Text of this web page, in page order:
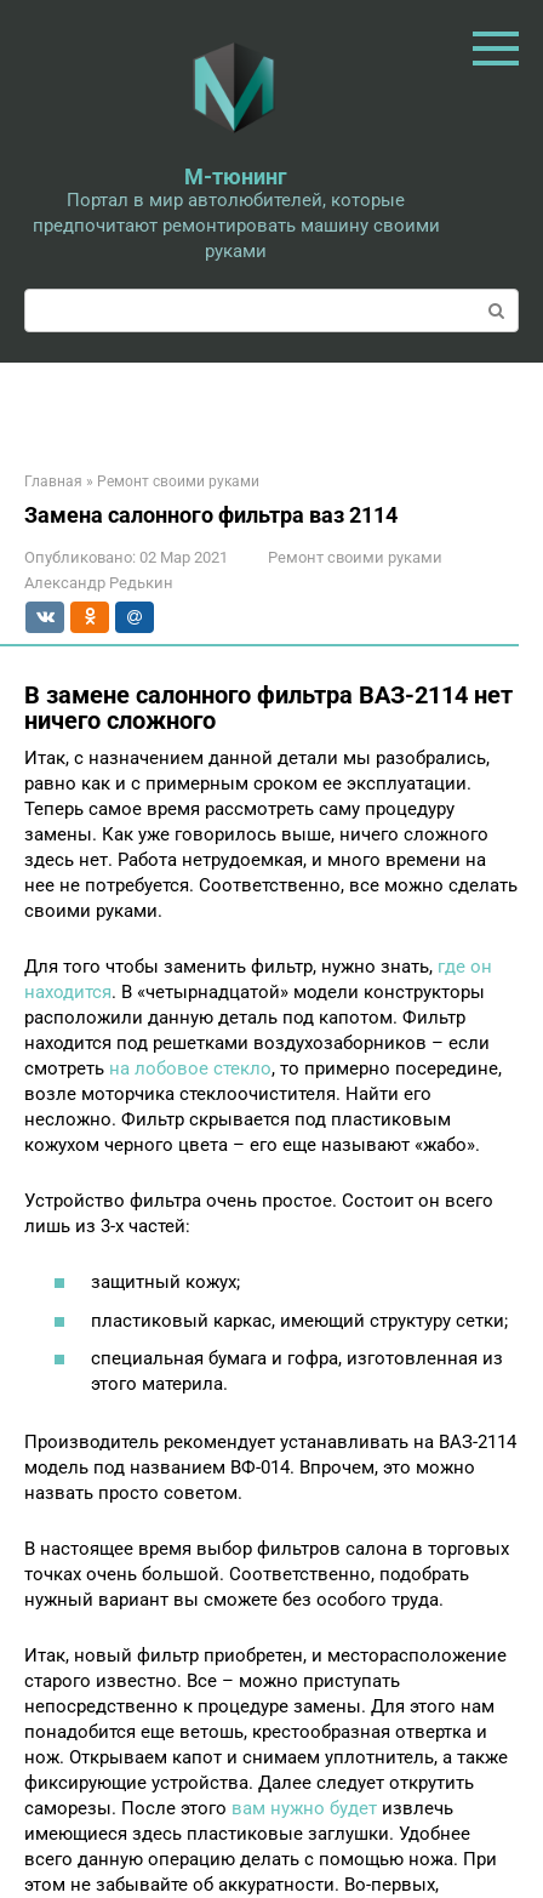
М-тюнинг
Портал в мир автолюбителей, которые
предпочитают ремонтировать машину своими
руками
Поиск:
Главная » Ремонт своими руками
Замена салонного фильтра ваз 2114
Опубликовано: 02 Мар 2021
Ремонт своими руками
Александр Редькин
В замене салонного фильтра ВАЗ-2114 нет
ничего сложного
Итак, с назначением данной детали мы разобрались,
равно как и с примерным сроком ее эксплуатации.
Теперь самое время рассмотреть саму процедуру
замены. Как уже говорилось выше, ничего сложного
здесь нет. Работа нетрудоемкая, и много времени на
нее не потребуется. Соответственно, все можно сделать
своими руками.
Для того чтобы заменить фильтр, нужно знать, где он
находится. В «четырнадцатой» модели конструкторы
расположили данную деталь под капотом. Фильтр
находится под решетками воздухозаборников – если
смотреть на лобовое стекло, то примерно посередине,
возле моторчика стеклоочистителя. Найти его
несложно. Фильтр скрывается под пластиковым
кожухом черного цвета – его еще называют «жабо».
Устройство фильтра очень простое. Состоит он всего
лишь из 3-х частей:
защитный кожух;
пластиковый каркас, имеющий структуру сетки;
специальная бумага и гофра, изготовленная из
этого материла.
Производитель рекомендует устанавливать на ВАЗ-2114
модель под названием ВФ-014. Впрочем, это можно
назвать просто советом.
В настоящее время выбор фильтров салона в торговых
точках очень большой. Соответственно, подобрать
нужный вариант вы сможете без особого труда.
Итак, новый фильтр приобретен, и месторасположение
старого известно. Все – можно приступать
непосредственно к процедуре замены. Для этого нам
понадобится еще ветошь, крестообразная отвертка и
нож. Открываем капот и снимаем уплотнитель, а также
фиксирующие устройства. Далее следует открутить
саморезы. После этого вам нужно будет извлечь
имеющиеся здесь пластиковые заглушки. Удобнее
всего данную операцию делать с помощью ножа. При
этом не забывайте об аккуратности. Во-первых,